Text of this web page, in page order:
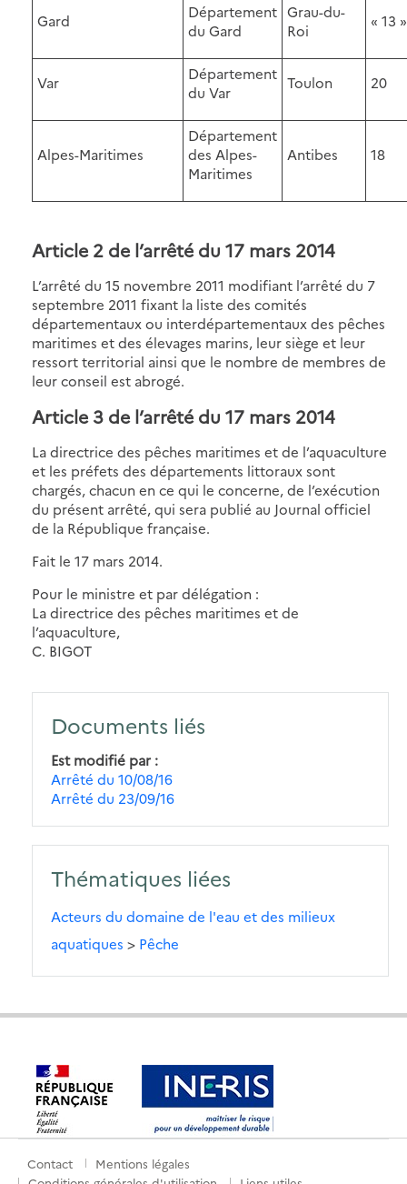
Gard
Département
du Gard
Grau-du-
Roi
« 13 »
Var
Département
du Var
Toulon 20
Alpes-Maritimes
Département
des Alpes-
Maritimes
Antibes 18
Article 2 de l’arrêté du 17 mars 2014
L’arrêté du 15 novembre 2011 modifiant l’arrêté du 7
septembre 2011 fixant la liste des comités
départementaux ou interdépartementaux des pêches
maritimes et des élevages marins, leur siège et leur
ressort territorial ainsi que le nombre de membres de
leur conseil est abrogé.
Article 3 de l’arrêté du 17 mars 2014
La directrice des pêches maritimes et de l’aquaculture
et les préfets des départements littoraux sont
chargés, chacun en ce qui le concerne, de l’exécution
du présent arrêté, qui sera publié au Journal officiel
de la République française.
Fait le 17 mars 2014.
Pour le ministre et par délégation :
La directrice des pêches maritimes et de
l’aquaculture,
C. BIGOT
Documents liés
Est modifié par
Arrêté du 10/08/16
Arrêté du 23/09/16
Thématiques liées
Acteurs du domaine de l'eau et des milieux
aquatiques > Pêche
Menu
Contact
Mentions légales